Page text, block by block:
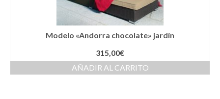
Modelo «Andorra chocolate» jardín
315,00€
AÑADIR AL CARRITO